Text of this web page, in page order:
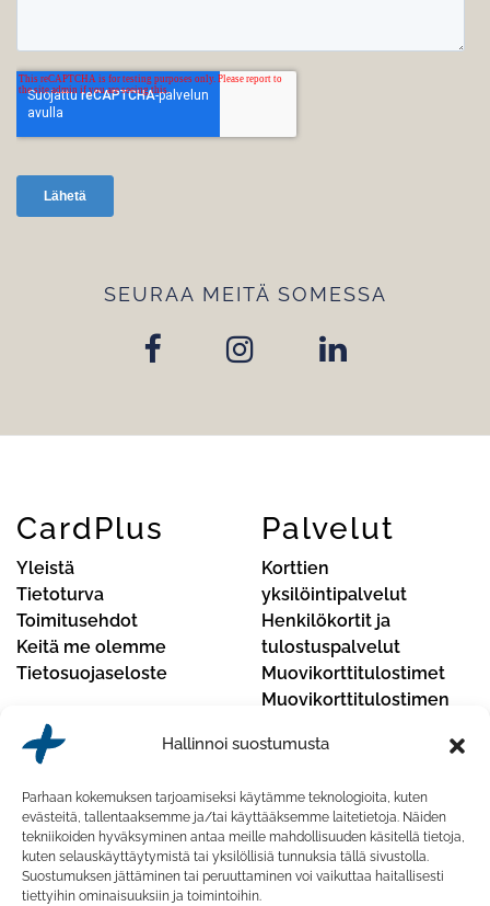
Hallinnoi suostumusta
Parhaan kokemuksen tarjoamiseksi käytämme teknologioita, kuten
evästeitä, tallentaaksemme ja/tai käyttääksemme laitetietoja. Näiden
tekniikoiden hyväksyminen antaa meille mahdollisuuden käsitellä tietoja,
kuten selauskäyttäytymistä tai yksilöllisiä tunnuksia tällä sivustolla.
Suostumuksen jättäminen tai peruuttaminen voi vaikuttaa haitallisesti
tiettyihin ominaisuuksiin ja toimintoihin.
SEURAA MEITÄ SOMESSA
CardPlus
Yleistä
Tietoturva
Toimitusehdot
Keitä me olemme
Tietosuojaseloste
Palvelut
Korttien
yksilöintipalvelut
Henkilökortit ja
tulostuspalvelut
Muovikorttitulostimet
Muovikorttitulostimen
Yhteystiedot
CardPlus Oy
Koskelontie 23 F, 02920 Espoo, Finland
Puhelinnumero:020 741 7430